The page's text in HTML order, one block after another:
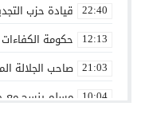
22:40 قيادة حزب
12:13 حكومة
21:03 صاحب الجلالة
10:04 مسلم ينسج مع